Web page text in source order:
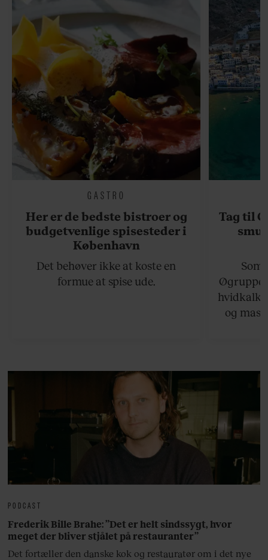
GASTRO
Her er de bedste bistroer og
budgetvenlige spisesteder i
København
Det behøver ikke at koste en
formue at spise ude.
Tag til
og
PODCAST
Frederik Bille Brahe: ”Det er helt sindssygt, hvor
meget der bliver stjålet på restauranter”
Det fortæller den danske kok og restauratør om i det nye